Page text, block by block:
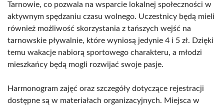
Tarnowie, co pozwala na wsparcie lokalnej społeczności w
aktywnym spędzaniu czasu wolnego. Uczestnicy będą mieli
również możliwość skorzystania z tańszych wejść na
tarnowskie pływalnie, które wyniosą jedynie 4 i 5 zł. Dzięki
temu wakacje nabiorą sportowego charakteru, a młodzi
mieszkańcy będą mogli rozwijać swoje pasje.
Harmonogram zajęć oraz szczegóły dotyczące rejestracji
dostępne są w materiałach organizacyjnych. Miejsca w